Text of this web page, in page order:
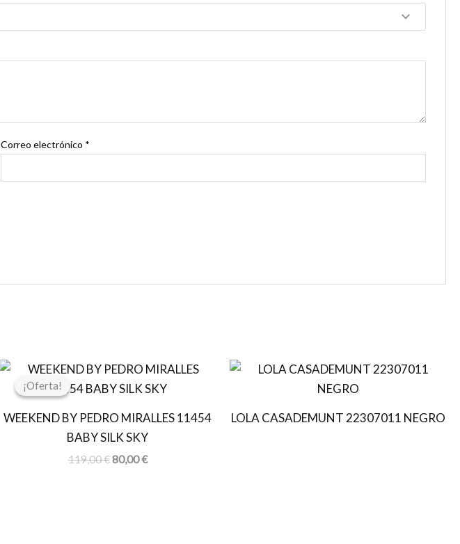
Correo electrónico *
¡Oferta!
¡Oferta!
WEEKEND BY PEDRO MIRALLES 11454
BABY SILK SKY
119,00€
El
original
119,00 €.
80,00€
El
actual
80,00 €.
LOLA CASADEMUNT 22307011 NEGRO